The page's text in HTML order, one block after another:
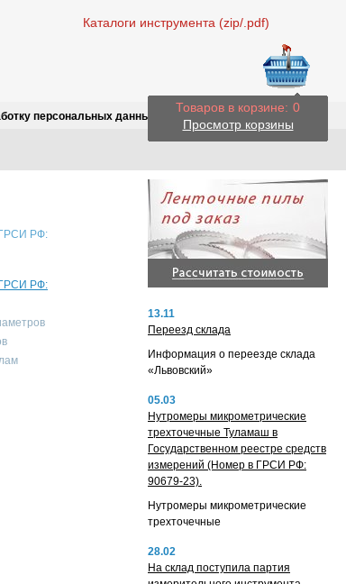
Каталоги инструмента (zip/.pdf)
персональных данных
Товаров в корзине: 0
Просмотр корзины
13.11
Переезд склада
Информация о переезде склада
«Львовский»
05.03
Нутромеры микрометрические
трехточечные Туламаш в
Государственном реестре средств
измерений (Номер в ГРСИ РФ:
90679-23).
Нутромеры микрометрические
трехточечные
28.02
На склад поступила партия
ГРСИ РФ:
ГРСИ РФ: